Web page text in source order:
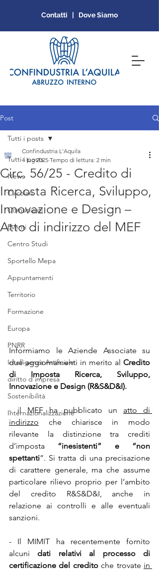
Contatti | Dove Siamo
Post
Tutti i posts
News
Circolari
Comunicati
Eventi
Centro Studi
Sportello Mepa
Appuntamenti
Territorio
Formazione
Europa
PNRR
Intelligenza Artificiale
diritto d'impresa
Sostenibilità
Internazionalizzazione
Tutti i posts
Circ. 56/25 - Credito di
Imposta Ricerca, Sviluppo,
Innovazione e Design –
Atto di indirizzo del MEF
Confindustria L'Aquila
4 lug 2025 Tempo di lettura: 2 min
Informiamo le Aziende Associate su
due aggiornamenti in merito al Credito
di Imposta Ricerca, Sviluppo,
Innovazione e Design (R&S&D&I).
- il MEF ha pubblicato un atto di
indirizzo
che chiarisce in modo
rilevante la distinzione tra crediti
d’imposta “inesistenti” e “non
spettanti”. Si tratta di una precisazione
di carattere generale, ma che assume
particolare rilievo proprio per l’ambito
del credito R&S&D&I, anche in
relazione ai controlli e alle eventuali
sanzioni.
- Il MIMIT ha recentemente fornito
alcuni dati relativi al processo di
certificazione del credito che trovate in